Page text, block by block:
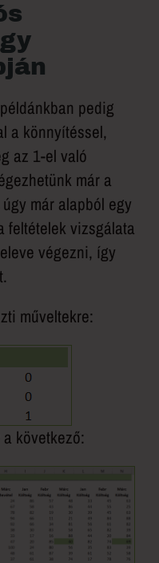
pedig
a könnyítéssel,
az 1-el való
már a
már alapból egy
feltételek vizsgálata
végezni, így
műveltekre:
következő: